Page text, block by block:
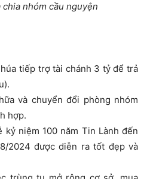
nhóm cầu nguyện
tiếp trợ tài chánh 3 tỷ để trả
và chuyển đổi phòng nhóm
hợp.
kỷ niệm 100 năm Tin Lành đến
2024 được diễn ra tốt đẹp và